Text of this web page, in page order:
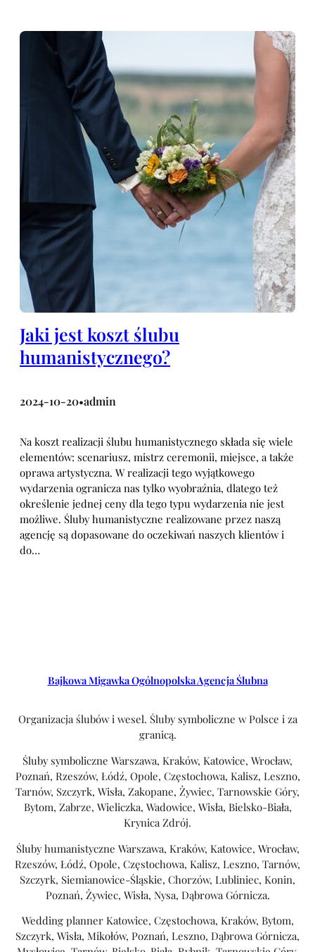
Jaki jest koszt ślubu
humanistycznego?
2024-10-20•admin
Na koszt realizacji ślubu humanistycznego składa się wiele
elementów: scenariusz, mistrz ceremonii, miejsce, a także
oprawa artystyczna. W realizacji tego wyjątkowego
wydarzenia ogranicza nas tylko wyobraźnia, dlatego też
określenie jednej ceny dla tego typu wydarzenia nie jest
możliwe. Śluby humanistyczne realizowane przez naszą
agencję są dopasowane do oczekiwań naszych klientów i
do…
Bajkowa Migawka Ogólnopolska Agencja Ślubna
Organizacja ślubów i wesel. Śluby symboliczne w Polsce i za
granicą.
Śluby symboliczne Warszawa, Kraków, Katowice, Wrocław,
Poznań, Rzeszów, Łódź, Opole, Częstochowa, Kalisz, Leszno,
Tarnów, Szczyrk, Wisła, Zakopane, Żywiec, Tarnowskie Góry,
Bytom, Zabrze, Wieliczka, Wadowice, Wisła, Bielsko-Biała,
Krynica Zdrój.
Śluby humanistyczne Warszawa, Kraków, Katowice, Wrocław,
Rzeszów, Łódź, Opole, Częstochowa, Kalisz, Leszno, Tarnów,
Szczyrk, Siemianowice-Śląskie, Chorzów, Lubliniec, Konin,
Poznań, Żywiec, Wisła, Nysa, Dąbrowa Górnicza.
Wedding planner Katowice, Częstochowa, Kraków, Bytom,
Szczyrk, Wisła, Mikołów, Poznań, Leszno, Dąbrowa Górnicza,